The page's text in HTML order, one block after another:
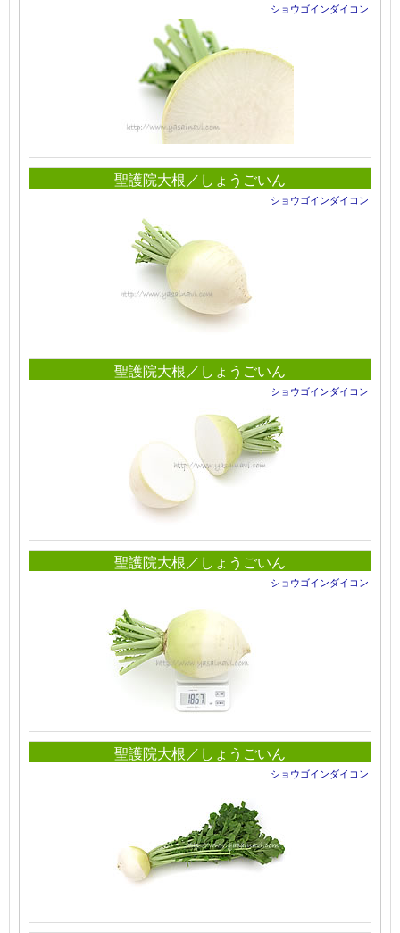
ショウゴインダイコン
聖護院大根／しょうごいん
ショウゴインダイコン
聖護院大根／しょうごいん
ショウゴインダイコン
聖護院大根／しょうごいん
ショウゴインダイコン
聖護院大根／しょうごいん
ショウゴインダイコン